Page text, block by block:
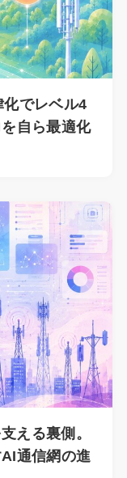
でレベル4
自ら最適化
える裏側。
通信網の進